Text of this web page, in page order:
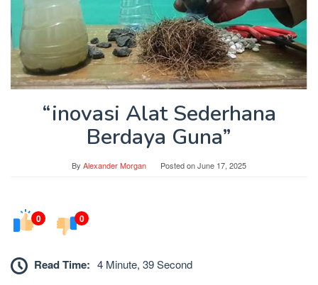
“inovasi Alat Sederhana
Berdaya Guna”
By Alexander Morgan Posted onJune 17, 2025
0 0
Read Time: 4 Minute, 39 Second